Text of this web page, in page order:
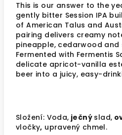
This is our answer to the
gently bitter Session IPA
of American Talus and
pairing delivers creamy
pineapple, cedarwood
Fermented with Fermentis
delicate apricot-vanilla
beer into a juicy, easy-
Složení: Voda, ječný slad,
vločky, upravený chmel.